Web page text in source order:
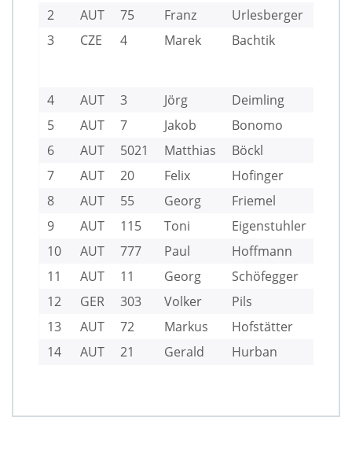
2
AUT 75 Franz Urlesberger
3
CZE 4 Marek Bachtik
4
AUT 3 Jörg Deimling
5
AUT 7 Jakob Bonomo
6
AUT 5021 Matthias Böckl
7
AUT 20 Felix Hofinger
8
AUT 55 Georg Friemel
9
AUT 115 Toni Eigenstuhler
10
AUT 777 Paul Hoffmann
11
AUT 11 Georg Schöfegger
12
GER 303 Volker Pils
13
AUT 72 Markus Hofstätter
14
AUT 21 Gerald Hurban